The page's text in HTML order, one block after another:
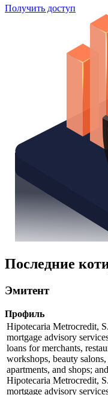
Получить доступ
Последние
Эмитент
Профиль
Hipotecaria Metrocredit,
mortgage advisory
loans for merchants,
workshops, beauty
apartments, and shops;
Hipotecaria Metrocredit,
mortgage advisory